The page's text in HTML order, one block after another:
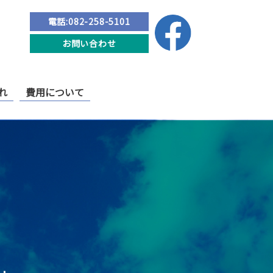
電話:082-258-5101
お問い合わせ
費用について